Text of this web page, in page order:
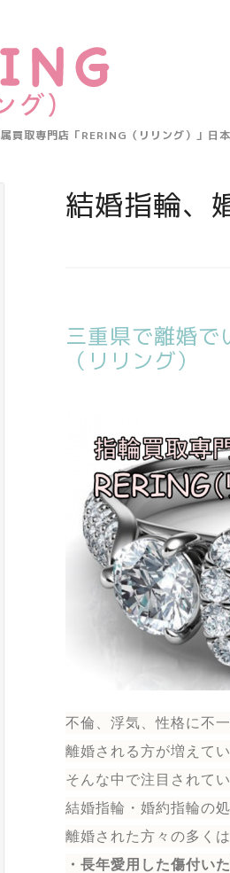
買取専門店「RERING（リリング）」日
結婚指輪、
三重県で離婚で
（リリング）
不倫、浮気、性格に不
離婚される方が増えてい
そんな中で注目されて
結婚指輪 ・婚約指輪の処
離婚された方々の多くは
・長年愛用した傷付い